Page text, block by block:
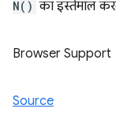
N() का इस्तेमाल
Browser Support
Source